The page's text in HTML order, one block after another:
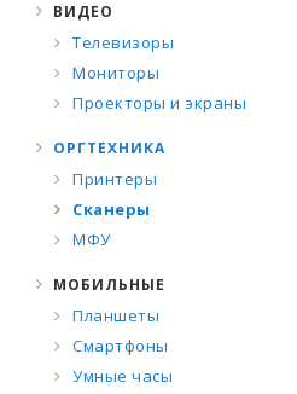
ВИДЕО
Телевизоры
Мониторы
Проекторы и экраны
ОРГТЕХНИКА
Принтеры
Сканеры
МФУ
МОБИЛЬНЫЕ
Планшеты
Смартфоны
Умные часы